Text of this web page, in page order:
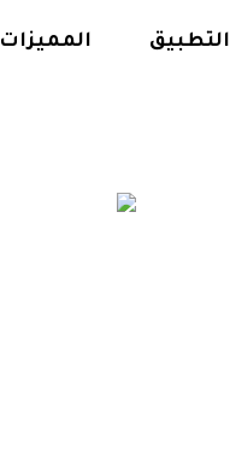
التطبيق المميزات